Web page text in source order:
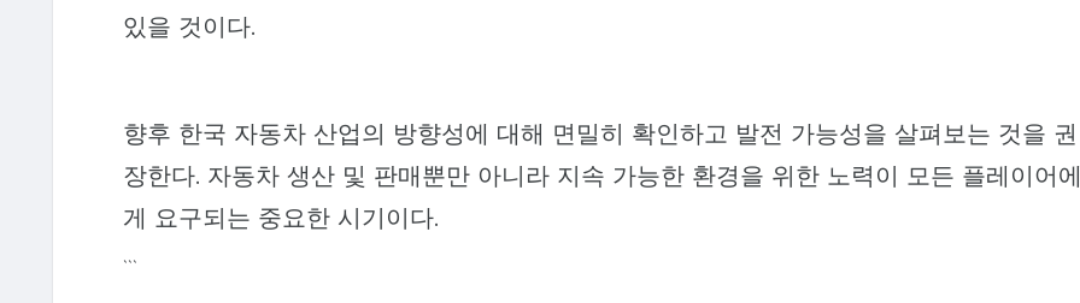
있을 것이다.
향후 한국 자동차 산업의 방향성에 대해 면밀히 확인하고 발전 가능성을 살펴보는 것을 권
장한다. 자동차 생산 및 판매뿐만 아니라 지속 가능한 환경을 위한 노력이 모든 플레이어에
게 요구되는 중요한 시기이다.
```